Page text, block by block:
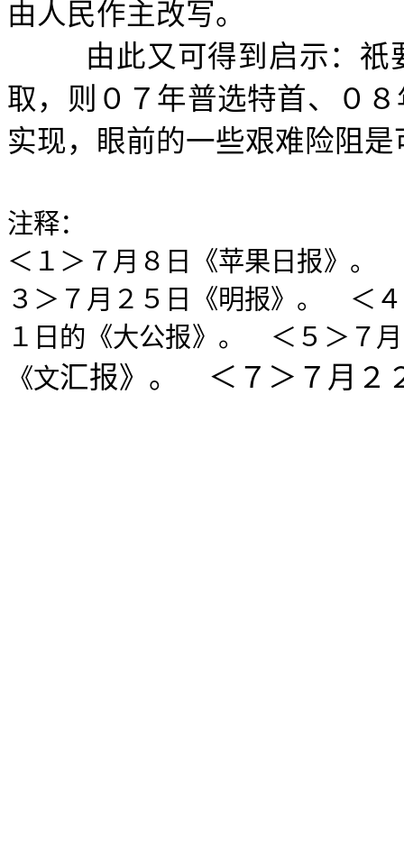
由人民作主改写。
由此又可得到启示：
取，则０７年普选特首、０
实现，眼前的一些艰难险阻是
注释：
＜１＞７月８日《苹果日报》
３＞７月２５日《明报》。 ＜
１日的《大公报》。 ＜５＞７
《文汇报》。 ＜７＞７月２